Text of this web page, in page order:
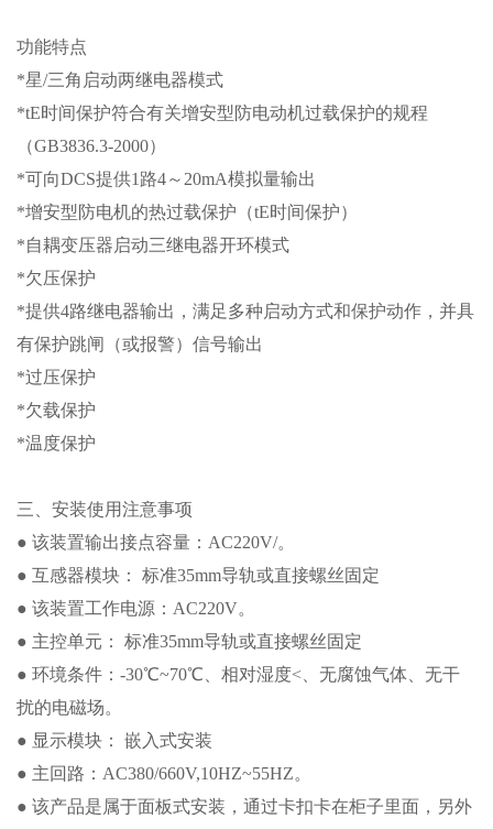
功能特点
*星/三角启动两继电器模式
*tE时间保护符合有关增安型防电动机过载保护的规程
（GB3836.3-2000）
*可向DCS提供1路4～20mA模拟量输出
*增安型防电机的热过载保护（tE时间保护）
*自耦变压器启动三继电器开环模式
*欠压保护
*提供4路继电器输出，满足多种启动方式和保护动作，并具
有保护跳闸（或报警）信号输出
*过压保护
*欠载保护
*温度保护
三、安装使用注意事项
● 该装置输出接点容量：AC220V/。
● 互感器模块： 标准35mm导轨或直接螺丝固定
● 该装置工作电源：AC220V。
● 主控单元： 标准35mm导轨或直接螺丝固定
● 环境条件：-30℃~70℃、相对湿度<、无腐蚀气体、无干
扰的电磁场。
● 显示模块： 嵌入式安装
● 主回路：AC380/660V,10HZ~55HZ。
● 该产品是属于面板式安装，通过卡扣卡在柜子里面，另外